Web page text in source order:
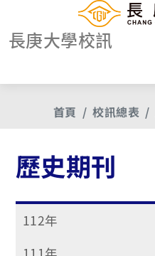
長庚大學校訊
首頁 校訊總表
歷史期刊
112年